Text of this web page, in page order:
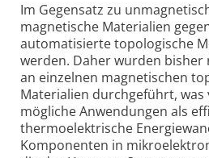
Im Gegensatz zu
magnetische Materialien
auto­matisierte topologische
werden. Daher wurden
an einzelnen magnetischen
Materialien durchgeführt,
mögliche Anwendungen als
thermoelektrische
Komponenten in